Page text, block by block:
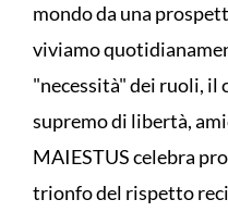
mondo da una
viviamo
"necessità" dei ruoli, il
supremo di libertà,
MAIESTUS celebra
trionfo del rispetto